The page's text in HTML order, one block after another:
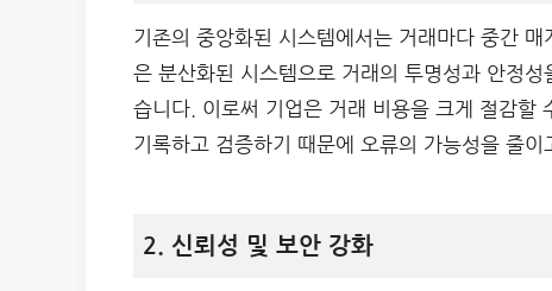
기존의 중앙화된 시스템에서는 거래마다 중간
은 분산화된 시스템으로 거래의 투명성과 안정
습니다. 이로써 기업은 거래 비용을 크게 절감할
기록하고 검증하기 때문에 오류의 가능성을 줄
2. 신뢰성 및 보안 강화